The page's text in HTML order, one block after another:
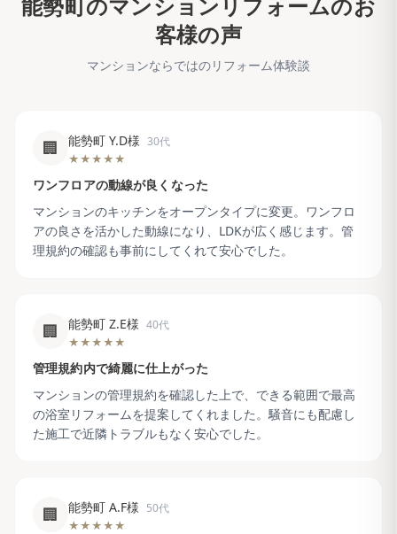
能勢町のマンションリフォームのお
客様の声
マンションならではのリフォーム体験談
🏢 能勢町 Y.D様 30代
★★★★★
ワンフロアの動線が良くなった
マンションのキッチンをオープンタイプに変更。ワンフロ
アの良さを活かした動線になり、LDKが広く感じます。管
理規約の確認も事前にしてくれて安心でした。
🏢 能勢町 Z.E様 40代
★★★★★
管理規約内で綺麗に仕上がった
マンションの管理規約を確認した上で、できる範囲で最高
の浴室リフォームを提案してくれました。騒音にも配慮し
た施工で近隣トラブルもなく安心でした。
🏢 能勢町 A.F様 50代
★★★★★